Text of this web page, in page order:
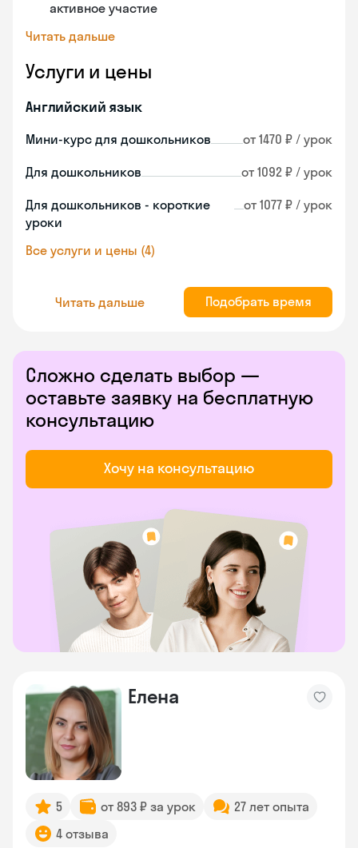
активное участие
Читать дальше
Услуги и цены
Английский язык
Мини-курс для дошкольников от 1470 ₽ / урок
Для дошкольников от 1092 ₽ / урок
Для дошкольников - короткие
уроки
от 1077 ₽ / урок
Все услуги и цены (4)
Читать дальше Подобрать время
Сложно сделать выбор —
оставьте заявку на бесплатную
консультацию
Хочу на консультацию
Елена
5 от 893 ₽ за урок
27 лет опыта
4 отзыва